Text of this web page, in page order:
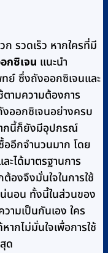
ก รวดเร็ว หากใครที่มี
กซิเจน แนะนำ
ซึ่งถังออกซิเจนและ
ามความต้องการ
ออกซิเจนอย่างครบ
กนี้ก็ยังมีอุปกรณ์
อีกจำนวนมาก โดย
ได้มาตรฐานการ
องจึงมั่นใจในการใช้
นอน ทั้งนี้ในส่วนของ
ามเป็นกันเอง ใคร
กไม่มั่นใจเพื่อการใช้
ด